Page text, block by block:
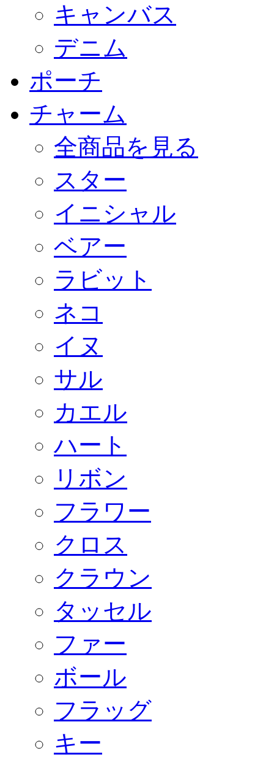
キャンバス
デニム
ポーチ
チャーム
全商品を見る
スター
イニシャル
ベアー
ラビット
ネコ
イヌ
サル
カエル
ハート
リボン
フラワー
クロス
クラウン
タッセル
ファー
ボール
フラッグ
キー